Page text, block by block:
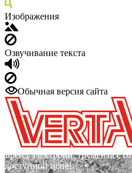
Изображения
Озвучивание текста
Обычная версия сайта
Бренд электроинструмента с
доступной цене!